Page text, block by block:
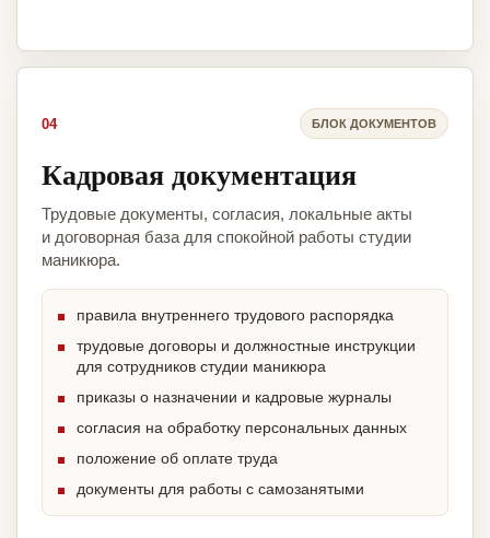
04 БЛОК ДОКУМЕНТОВ
Кадровая документация
Трудовые документы, согласия, локальные акты
и договорная база для спокойной работы студии
маникюра.
правила внутреннего трудового распорядка
трудовые договоры и должностные инструкции
для сотрудников студии маникюра
приказы о назначении и кадровые журналы
согласия на обработку персональных данных
положение об оплате труда
документы для работы с самозанятыми